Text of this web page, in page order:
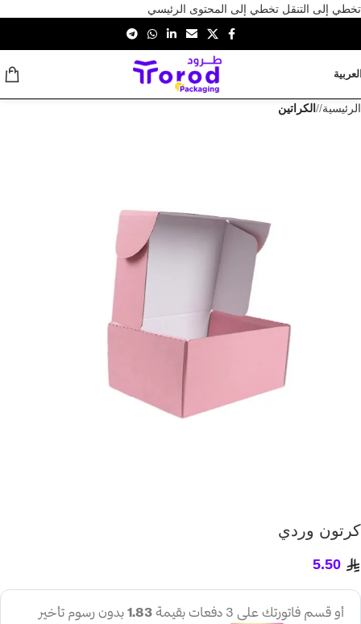
تخطي إلى التنقل تخطي إلى المحتوى الرئيسي
الرئيسية/ الكراتين
كرتون وردي
5.50